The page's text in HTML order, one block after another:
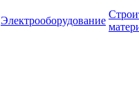
Электрооборудование